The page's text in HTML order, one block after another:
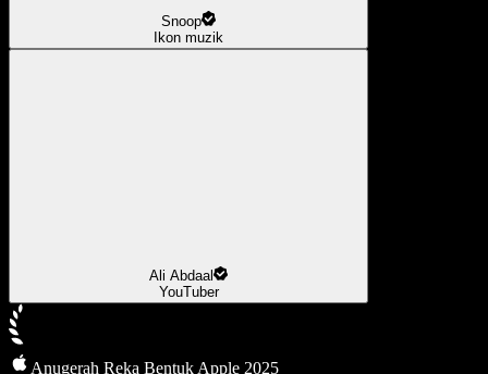
Snoop
Ikon muzik
Ali Abdaal
YouTuber
Anugerah Reka Bentuk Apple 2025